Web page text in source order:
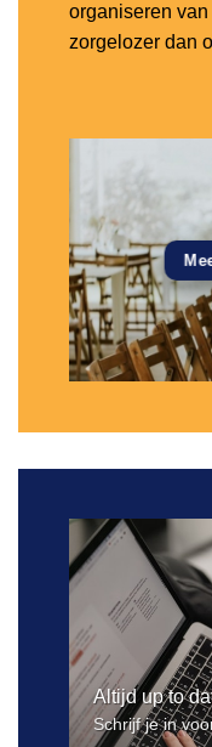
organiseren
zorgelozer dan
Altijd up to
Schrijf je in